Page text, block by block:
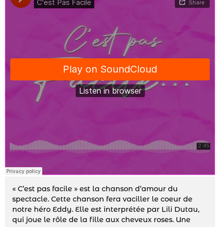
« C’est pas facile » est la chanson d’amour du
spectacle. Cette chanson fera vaciller le coeur de
notre héro Eddy. Elle est interprétée par Lili Dutau,
qui joue le rôle de la fille aux cheveux roses. Une